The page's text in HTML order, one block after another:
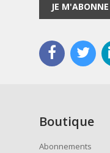
JE M'ABONNE
Boutique
Abonnements